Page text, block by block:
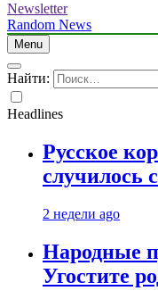
Newsletter
Random News
Menu
Найти:
Headlines
Русское
случилось
2 недели ago
Народные
Угостите